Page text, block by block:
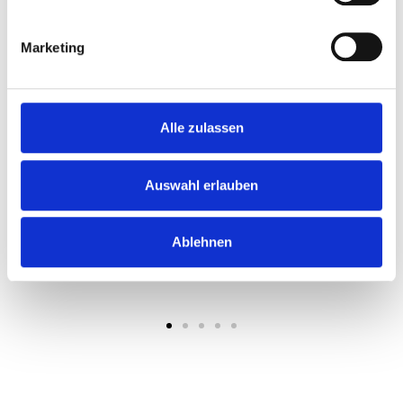
Marketing
Alle zulassen
Auswahl erlauben
Ablehnen